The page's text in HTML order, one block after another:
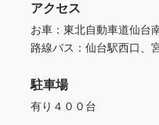
アクセス
お車：東北自動車道仙台
路線バス：仙台駅西口、
駐車場
有り４００台